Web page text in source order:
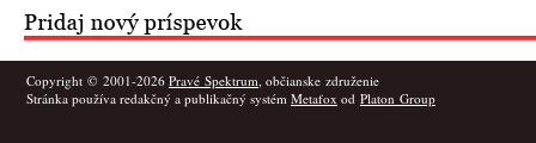
Copyright © 2001-2026 Pravé Spektrum, občianske združenie
Stránka používa redakčný a publikačný systém Metafox od Platon Group